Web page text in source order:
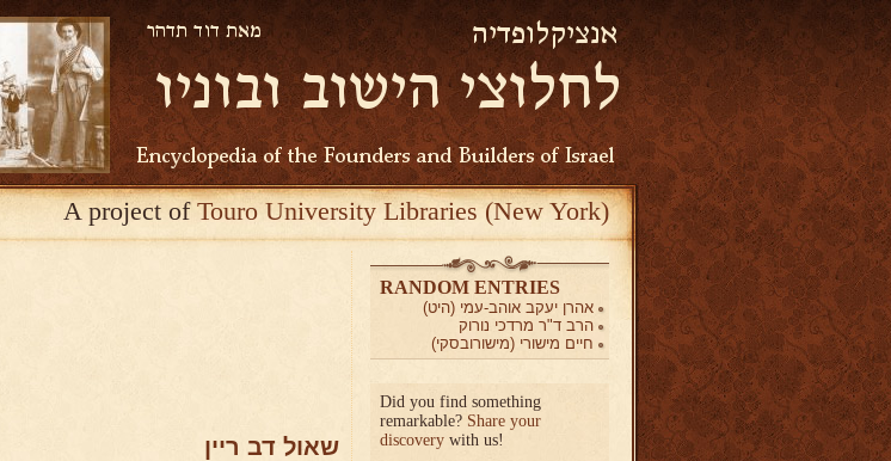
A project ofTouro University Libraries (New York)
שאול דב ריין
RANDOM ENTRIES
אהרן יעקב אוהב-עמי (היט)
הרב ד"ר מרדכי נורוק
חיים מישורי (מישורובסקי)
Did you find something
remarkable? Share your
discovery with us!